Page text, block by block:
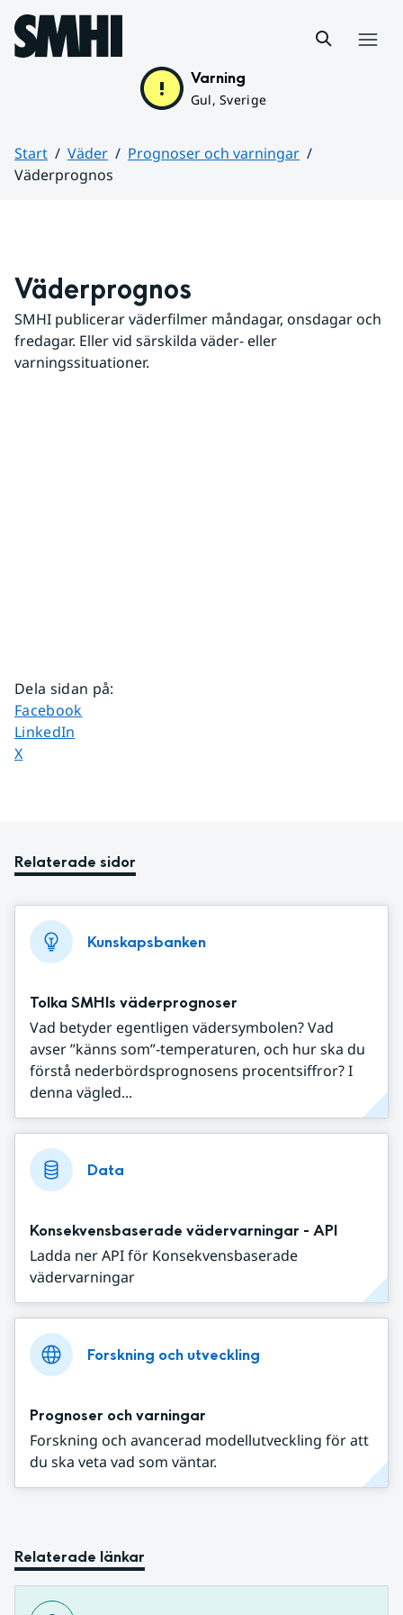
Hoppa till sidans innehåll
Varning
Gul, Sverige
Start Väder
Prognoser och varningar
Väderprognos
Väderprognos
SMHI publicerar väderfilmer måndagar, onsdagar och
fredagar. Eller vid särskilda väder- eller
varningssituationer.
Dela sidan på:
Dela sidan på
Facebook
Dela sidan på
LinkedIn
Dela sidan på
X
Relaterade sidor
Kunskapsbanken
Tolka SMHIs väderprognoser
Vad betyder egentligen vädersymbolen? Vad
avser ”känns som”-temperaturen, och hur ska du
förstå nederbördsprognosens procentsiffror? I
denna vägled...
Data
Konsekvensbaserade vädervarningar - API
Ladda ner API för Konsekvensbaserade
vädervarningar
Forskning och utveckling
Prognoser och varningar
Forskning och avancerad modellutveckling för att
du ska veta vad som väntar.
Relaterade länkar